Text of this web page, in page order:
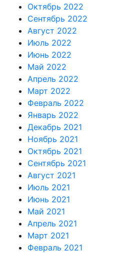
Октябрь 2022
Сентябрь 2022
Август 2022
Июль 2022
Июнь 2022
Май 2022
Апрель 2022
Март 2022
Февраль 2022
Январь 2022
Декабрь 2021
Ноябрь 2021
Октябрь 2021
Сентябрь 2021
Август 2021
Июль 2021
Июнь 2021
Май 2021
Апрель 2021
Март 2021
Февраль 2021